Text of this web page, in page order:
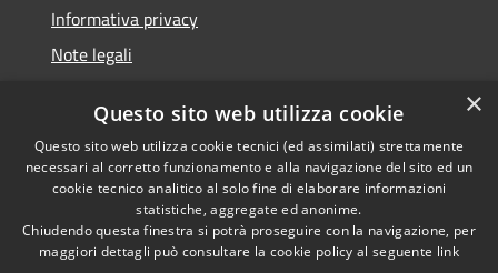
Informativa privacy
Note legali
Segnalazioni di inaccessibilità
RSS
Accessibilità
Copyright © 2026 • Comune di
Tarcento • Powered by
×
Questo sito web utilizza cookie
Questo sito web utilizza cookie tecnici (ed assimilati) strettamente
necessari al corretto funzionamento e alla navigazione del sito ed un
cookie tecnico analitico al solo fine di elaborare informazioni
statistiche, aggregate ed anonime.
Chiudendo questa finestra si potrà proseguire con la navigazione, per
maggiori dettagli può consultare la cookie policy al seguente link